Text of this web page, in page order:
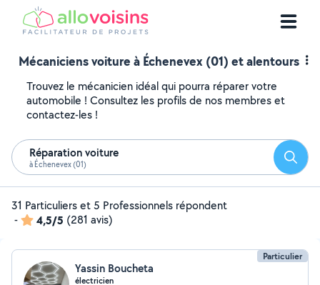
Mécaniciens voiture à Échenevex (01) et alentours
Trouvez le mécanicien idéal qui pourra réparer votre
automobile ! Consultez les profils de nos membres et
contactez-les !
Réparation voiture
à Échenevex (01)
31 Particuliers et 5 Professionnels répondent
-
4,5/5 (281 avis)
Particulier
Yassin Boucheta
électricien